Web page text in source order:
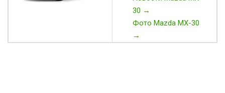
30 →
Фото Mazda MX-30
→